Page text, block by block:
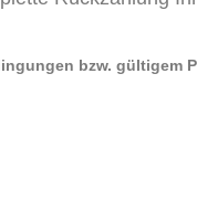
bzw. gültigem